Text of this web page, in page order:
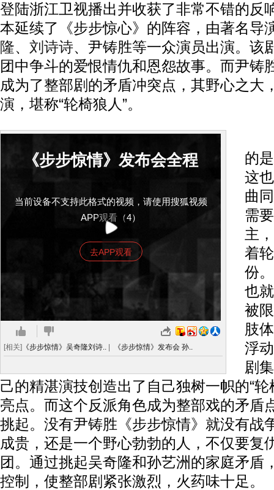
登陆浙江卫视播出并收获了非常不错的反
本延续了《步步惊心》的阵容，由著名导
隆、 刘诗诗、尹铸胜等一众演员出演。该
团中争斗的爱恨情仇和恩怨故事。而尹铸
成为了整部剧的矛盾冲突点，其野心之大
演，堪称“轮椅狼人”。
《步步惊情》发布会全程
当前设备不支持此格式的视频，请使用搜狐视频
APP观看（4）
去APP观看
[相关] 《步步惊情》吴奇隆刘诗.. 《步步惊情》发布会 孙..
的
这
曲
需
主
着
份
也
被
肢
浮
剧
己的精湛演技创造出了自己独树一帜的“轮
亮点。而这个反派角色成为整部戏的矛盾
挑起。没有尹铸胜《步步惊情》就没有战
成贵，还是一个野心勃勃的人，不仅要复
团。通过挑起吴奇隆和孙艺洲的家庭矛盾
控制，使整部剧紧张激烈，火药味十足。